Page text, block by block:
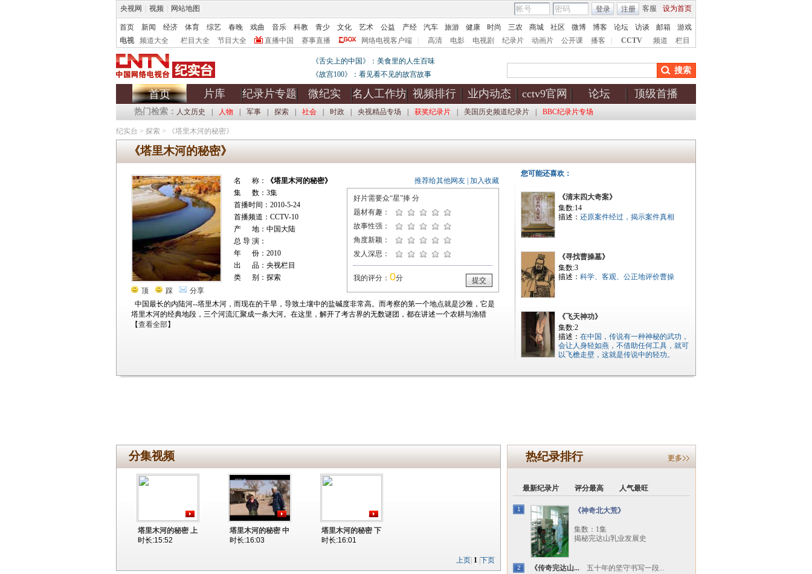
央视网 视频 网站地图 客服 设为首页
登录 注册
首页 新闻 经济 体育 综艺 春晚 戏曲 音乐 科教 青少 文化 艺术 公益 产经 汽车 旅游 健康 时尚 三农 商城 社区 微博 博客 论坛 访谈 邮箱
游戏
电视
频道大全 栏目大全 节目大全 直播中国 赛事直播 网络电视客户端 高清 电影 电视剧 纪录片 动画片 公开课 播客 CCTV 频道 栏目
《舌尖上的中国》：美食里的人生百味
《故宫100》：看见看不见的故宫故事
搜索
首页 片库 纪录片专题 微纪实 名人工作坊 视频排行 业内动态 cctv9官网 论坛 顶级首播
热门检索： 人文历史 人物 军事 探索 社会 时政 央视精品专场 获奖纪录片 美国历史频道纪录片 BBC纪录片专场
纪实台 > 探索 > 《塔里木河的秘密》
《塔里木河的秘密》
顶 踩 分享
名 称：
《塔里木河的秘密》
集 数：3集
首播时间：2010-5-24
首播频道：CCTV-10
产 地：中国大陆
总 导 演：
年 份：2010
出 品：央视栏目
类 别：探索
中国最长的内陆河--塔里木河，而现在的干旱，导致土壤中的盐碱度非常高。而考察的第一个地点就是沙雅，它是
塔里木河的经典地段，三个河流汇聚成一条大河。在这里，解开了考古界的无数谜团，都在讲述一个农耕与渔猎
【查看全部】
推荐给其他网友 加入收藏
好片需要众“星”捧 分
题材有趣：
故事性强：
角度新颖：
发人深思：
我的评分： 0分 提交
您可能还喜欢：
《清末四大奇案》
集数:14
描述： 还原案件经过，揭示案件真相
《寻找曹操墓》
集数:3
描述： 科学、客观、公正地评价曹操
《飞天神功》
集数:2
描述： 在中国，传说有一种神秘的武功，
会让人身轻如燕，不借助任何工具，就可
以飞檐走壁，这就是传说中的轻功。
分集视频
塔里木河的秘密 上
时长:15:52
塔里木河的秘密 中
时长:16:03
塔里木河的秘密 下
时长:16:01
上页 1 下页
热纪录排行 更多
最新纪录片 评分最高 人气最旺
1 《神奇北大荒》
集数：1集
揭秘完达山乳业发展史
2 《传奇完达山... 五十年的坚守书写一段...